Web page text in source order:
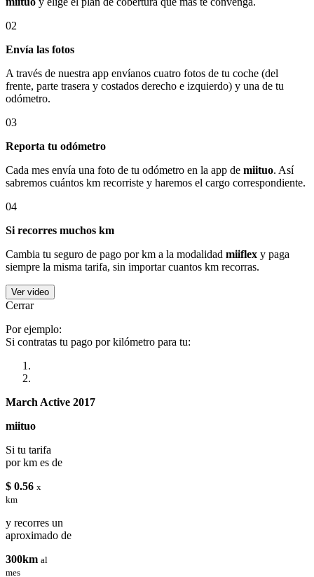
02
Envía las fotos
A través de nuestra app envíanos cuatro fotos de tu coche (del
frente, parte trasera y costados derecho e izquierdo) y una de tu
odómetro.
03
Reporta tu odómetro
Cada mes envía una foto de tu odómetro en la app de miituo. Así
sabremos cuántos km recorriste y haremos el cargo correspondiente.
04
Si recorres muchos km
Cambia tu seguro de pago por km a la modalidad miiflex y paga
siempre la misma tarifa, sin importar cuantos km recorras.
Ver video
Cerrar
Por ejemplo:
Si contratas tu pago por kilómetro para tu:
March Active 2017
miituo
Si tu tarifa
por km es de
$ 0.56 x
km
y recorres un
aproximado de
300km al
mes